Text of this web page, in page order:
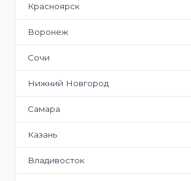
Красноярск
Воронеж
Сочи
Нижний Новгород
Самара
Казань
Владивосток